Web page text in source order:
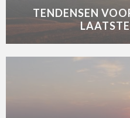
TENDENSEN